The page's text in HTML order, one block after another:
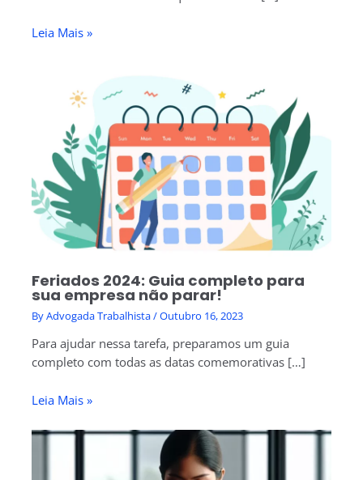
Leia Mais »
Feriados 2024: Guia completo para
sua empresa não parar!
ByAdvogada Trabalhista/Outubro 16, 2023
Para ajudar nessa tarefa, preparamos um guia
completo com todas as datas comemorativas […]
Leia Mais »